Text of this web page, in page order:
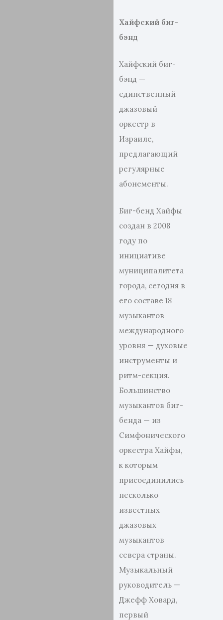
Хайфский биг-
бэнд
Хайфский биг-
бэнд —
единственный
джазовый
оркестр в
Израиле,
предлагающий
регулярные
абонементы.
Биг-бенд Хайфы
создан в 2008
году по
инициативе
муниципалитета
города, сегодня в
его составе 18
музыкантов
международного
уровня — духовые
инструменты и
ритм-секция.
Большинство
музыкантов биг-
бенда — из
Симфонического
оркестра Хайфы,
к которым
присоединились
несколько
известных
джазовых
музыкантов
севера страны.
Музыкальный
руководитель —
Джефф Ховард,
первый